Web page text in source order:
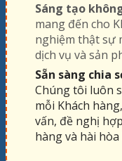
Sáng tạo
mang đến cho
nghiệm thật sự
dịch vụ và sản
Sẵn sàng chia
Chúng tôi luôn
mỗi Khách
vấn, đề nghị
hàng và hài